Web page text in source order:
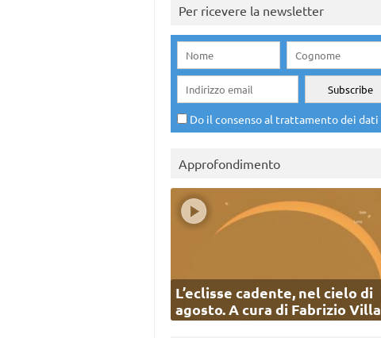
Per ricevere la newsletter
Do il consenso al trattamento dei dati
Approfondimento
L’eclisse cadente, nel cielo di
agosto. A cura di Fabrizio Villa